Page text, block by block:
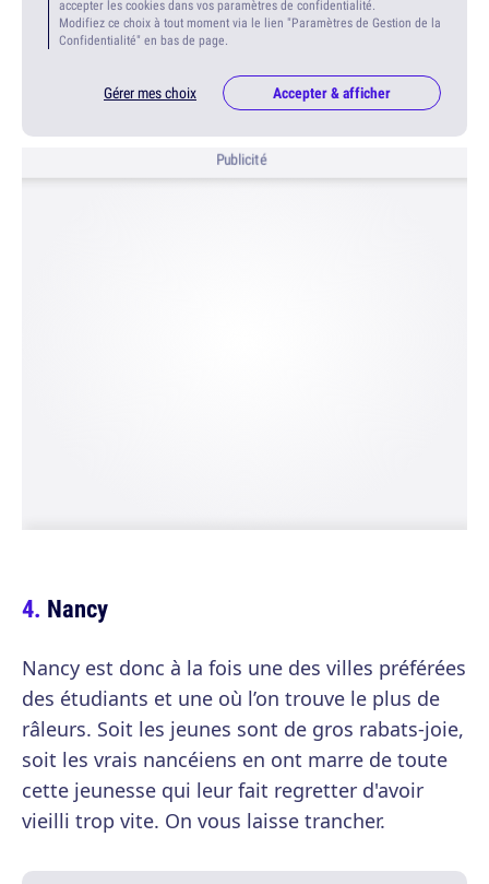
accepter les cookies dans vos paramètres de confidentialité.
Modifiez ce choix à tout moment via le lien "Paramètres de Gestion de la
Confidentialité" en bas de page.
Gérer mes choix Accepter & afficher
Publicité
Nancy
Nancy est donc à la fois une des villes préférées
des étudiants et une où l’on trouve le plus de
râleurs. Soit les jeunes sont de gros rabats-joie,
soit les vrais nancéiens en ont marre de toute
cette jeunesse qui leur fait regretter d'avoir
vieilli trop vite. On vous laisse trancher.